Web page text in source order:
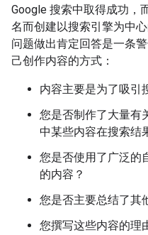
Google 搜索中取得成功，
名而创建以搜索引擎为中
问题做出肯定回答是一条
己创作内容的方式：
内容主要是为了吸引
您是否制作了大量有
中某些内容在搜索结
您是否使用了广泛的
的内容？
您是否主要总结了其
您撰写这些内容的理